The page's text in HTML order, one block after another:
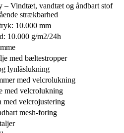
– Vindtæt, vandtæt og åndbart stof
strækbarhed
10.000 mm
10.000 g/m2/24h
med bæltestropper
lynlåslukning
med velcrolukning
med velcrolukning
med velcrojustering
mesh-foring